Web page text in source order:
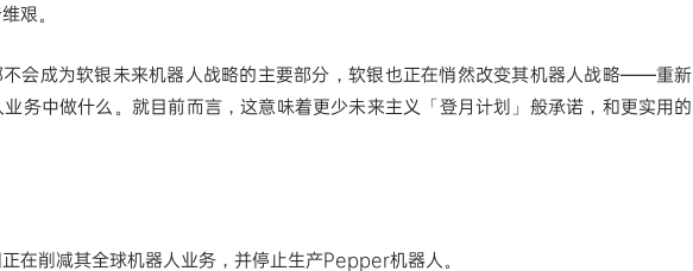
艰。
会成为软银未来机器人战略的主要部分，软银也正在悄然改变其机器人战略——重新
务中做什么。就目前而言，这意味着更少未来主义「登月计划」般承诺，和更实用的
在削减其全球机器人业务，并停止生产Pepper机器人。